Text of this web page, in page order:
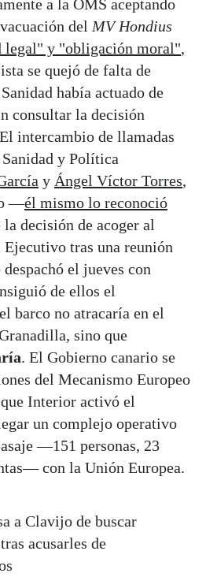
a la OMS aceptando
del MV Hondius
legal" y "obligación moral",
se quejó de falta de
había actuado de
consultar la decisión
intercambio de llamadas
y Política
y Ángel Víctor Torres,
—él mismo lo reconoció
decisión de acoger al
tras una reunión
el jueves con
de ellos el
barco no atracaría en el
sino que
. El Gobierno canario se
del Mecanismo Europeo
Interior activó el
un complejo operativo
—151 personas, 23
con la Unión Europea.
a Clavijo de buscar
acusarles de